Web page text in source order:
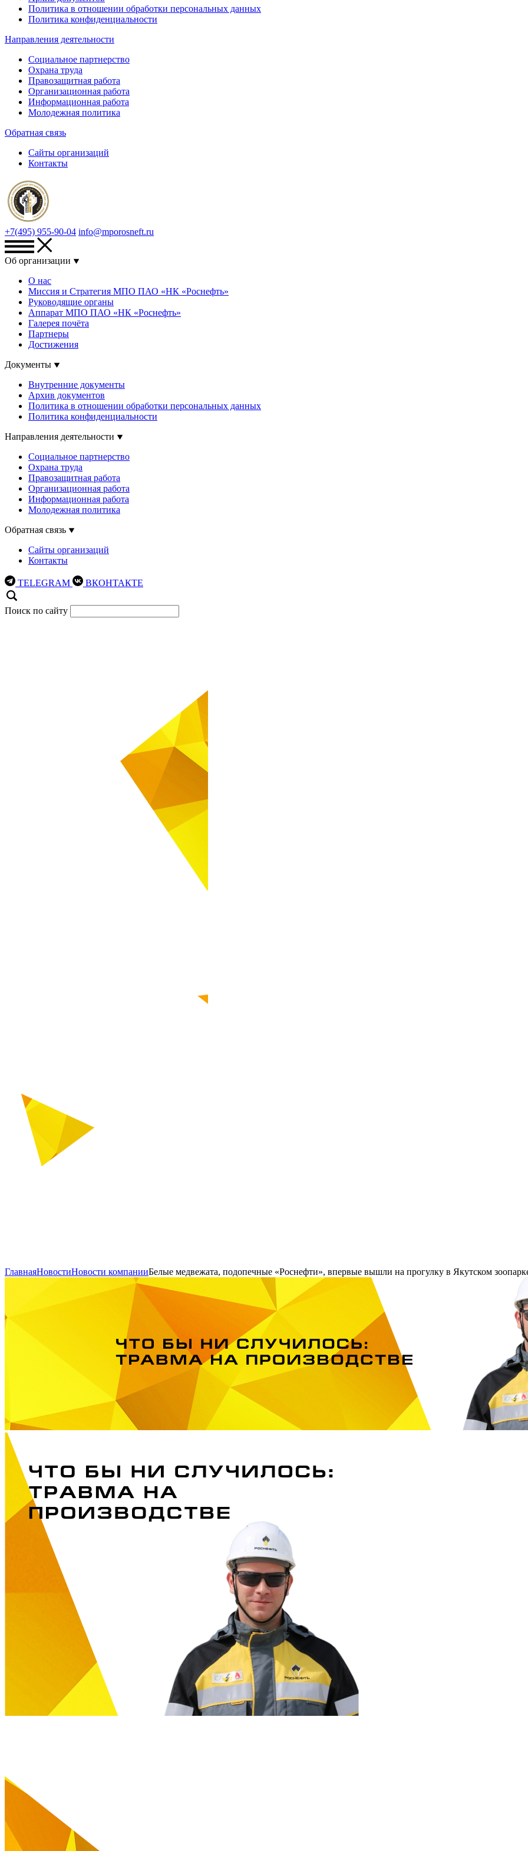
Политика в отношении обработки персональных данных
Политика конфиденциальности
Направления деятельности
Социальное партнерство
Охрана труда
Правозащитная работа
Организационная работа
Информационная работа
Молодежная политика
Обратная связь
Сайты организаций
Контакты
+7(495) 955-90-04 info@mporosneft.ru
Об организации
О нас
Миссия и Стратегия МПО ПАО «НК «Роснефть»
Руководящие органы
Аппарат МПО ПАО «НК «Роснефть»
Галерея почёта
Партнеры
Достижения
Документы
Внутренние документы
Архив документов
Политика в отношении обработки персональных данных
Политика конфиденциальности
Направления деятельности
Социальное партнерство
Охрана труда
Правозащитная работа
Организационная работа
Информационная работа
Молодежная политика
Обратная связь
Сайты организаций
Контакты
TELEGRAM ВКОНТАКТЕ
Поиск по сайту
ГлавнаяНовостиНовости компанииБелые медвежата, подопечные «Роснефти», впервые вышли на прогулку в Якутском